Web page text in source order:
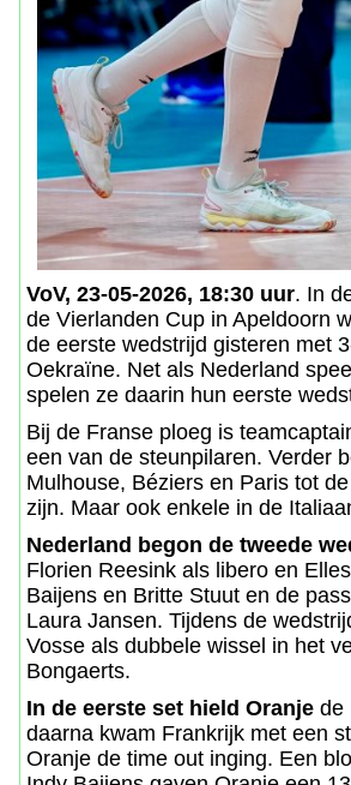
VoV, 23-05-2026, 18:30 uur. In
de Vierlanden Cup in Apeldoorn
de eerste wedstrijd gisteren met
Oekraïne. Net als Nederland
spelen ze daarin hun eerste
Bij de Franse ploeg is
een van de steunpilaren. Verder
Mulhouse, Béziers en Paris tot
zijn. Maar ook enkele in de
Nederland begon de tweede
Florien Reesink als libero en
Baijens en Britte Stuut en de
Laura Jansen. Tijdens de
Vosse als dubbele wissel in het
Bongaerts.
In de eerste set hield Oranje de
daarna kwam Frankrijk met een
Oranje de time out inging. Een